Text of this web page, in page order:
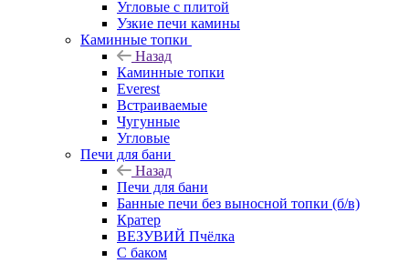
Угловые с плитой
Узкие печи камины
Каминные топки
Назад
Каминные топки
Everest
Встраиваемые
Чугунные
Угловые
Печи для бани
Назад
Печи для бани
Банные печи без выносной топки (б/в)
Кратер
ВЕЗУВИЙ Пчёлка
С баком